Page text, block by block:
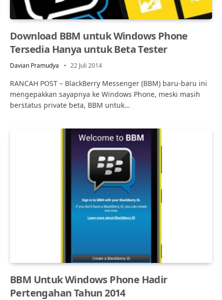
Download BBM untuk Windows Phone
Tersedia Hanya untuk Beta Tester
Davian Pramudya 22 Juli 2014
RANCAH POST – BlackBerry Messenger (BBM) baru-baru ini
mengepakkan sayapnya ke Windows Phone, meski masih
berstatus private beta, BBM untuk…
BBM Untuk Windows Phone Hadir
Pertengahan Tahun 2014